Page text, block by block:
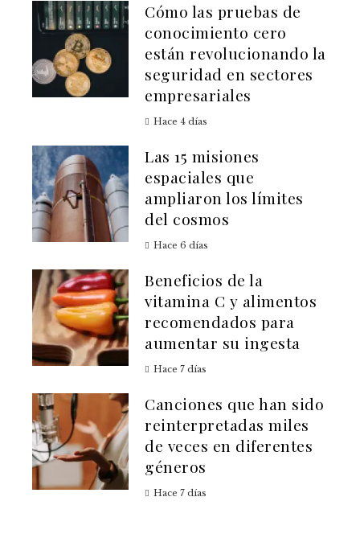
Cómo las pruebas de
conocimiento cero
están revolucionando la
seguridad en sectores
empresariales
Hace 4 días
Las 15 misiones
espaciales que
ampliaron los límites
del cosmos
Hace 6 días
Beneficios de la
vitamina C y alimentos
recomendados para
aumentar su ingesta
Hace 7 días
Canciones que han sido
reinterpretadas miles
de veces en diferentes
géneros
Hace 7 días